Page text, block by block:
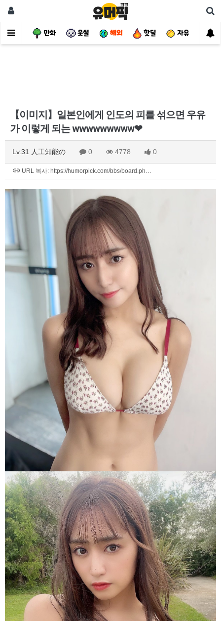
사건 만화 웃썰 해외 핫딜 자유
【이미지】일본인에게 인도의 피를 섞으면 우유
가 이렇게 되는 wwwwwwwww❤
Lv.31 人工知能の 0 4778 0
URL 복사: https://humorpick.com/bbs/board.ph…